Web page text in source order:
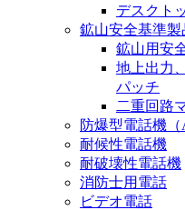
デスクト
鉱山安全基準製
鉱山用安
地上出力
パッチ
二重回路
防爆型電話機（
耐候性電話機
耐破壊性電話機
消防士用電話
ビデオ電話